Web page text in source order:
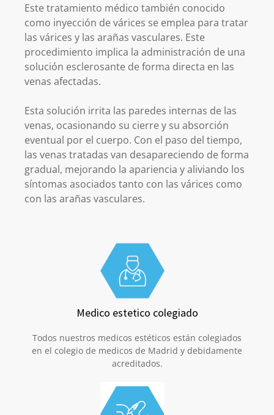
Este tratamiento médico también conocido
como inyección de várices se emplea para tratar
las várices y las arañas vasculares. Este
procedimiento implica la administración de una
solución esclerosante de forma directa en las
venas afectadas.
Esta solución irrita las paredes internas de las
venas, ocasionando su cierre y su absorción
eventual por el cuerpo. Con el paso del tiempo,
las venas tratadas van desapareciendo de forma
gradual, mejorando la apariencia y aliviando los
síntomas asociados tanto con las várices como
con las arañas vasculares.
Medico estetico colegiado
Todos nuestros medicos estéticos están colegiados
en el colegio de medicos de Madrid y debidamente
acreditados.